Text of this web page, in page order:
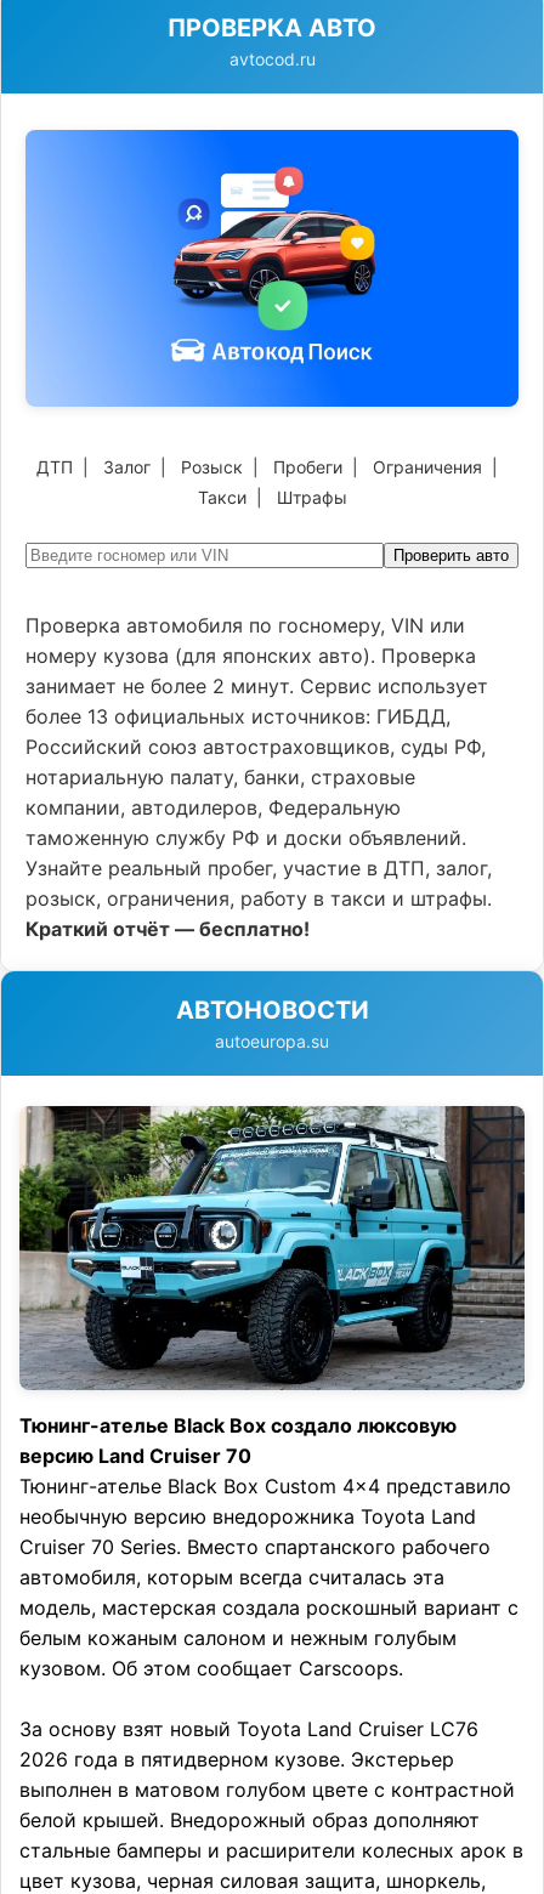
ПРОВЕРКА АВТО
avtocod.ru
ДТП Залог Розыск Пробеги Ограничения
Такси| Штрафы
Проверить авто
Проверка автомобиля по госномеру, VIN или
номеру кузова (для японских авто). Проверка
занимает не более 2 минут. Сервис использует
более 13 официальных источников: ГИБДД,
Российский союз автостраховщиков, суды РФ,
нотариальную палату, банки, страховые
компании, автодилеров, Федеральную
таможенную службу РФ и доски объявлений.
Узнайте реальный пробег, участие в ДТП, залог,
розыск, ограничения, работу в такси и штрафы.
Краткий отчёт — бесплатно!
АВТОНОВОСТИ
autoeuropa.su
Тюнинг-ателье Black Box создало люксовую
версию Land Cruiser 70
Тюнинг-ателье Black Box Custom 4×4 представило
необычную версию внедорожника Toyota Land
Cruiser 70 Series. Вместо спартанского рабочего
автомобиля, которым всегда считалась эта
модель, мастерская создала роскошный вариант с
белым кожаным салоном и нежным голубым
кузовом. Об этом сообщает Carscoops.
За основу взят новый Toyota Land Cruiser LC76
2026 года в пятидверном кузове. Экстерьер
выполнен в матовом голубом цвете с контрастной
белой крышей. Внедорожный образ дополняют
стальные бамперы и расширители колесных арок в
цвет кузова, черная силовая защита, шноркель,